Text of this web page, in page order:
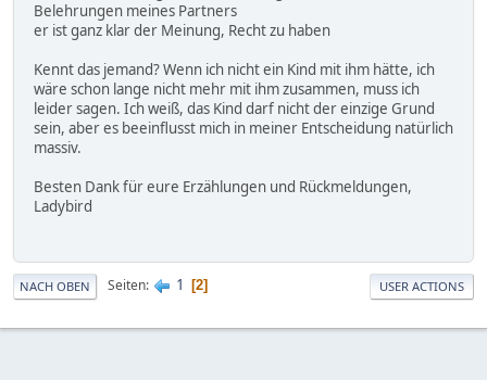
Belehrungen meines Partners
er ist ganz klar der Meinung, Recht zu haben
Kennt das jemand? Wenn ich nicht ein Kind mit ihm hätte, ich
wäre schon lange nicht mehr mit ihm zusammen, muss ich
leider sagen. Ich weiß, das Kind darf nicht der einzige Grund
sein, aber es beeinflusst mich in meiner Entscheidung natürlich
massiv.
Besten Dank für eure Erzählungen und Rückmeldungen,
Ladybird
NACH OBEN Seiten 1 2 USER ACTIONS